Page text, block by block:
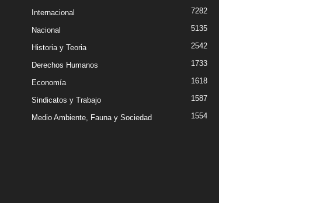
Internacional 7282
Nacional 5135
Historia y Teoria 2542
Derechos Humanos 1733
Economía 1618
Sindicatos y Trabajo 1587
Medio Ambiente, Fauna y Sociedad 1554